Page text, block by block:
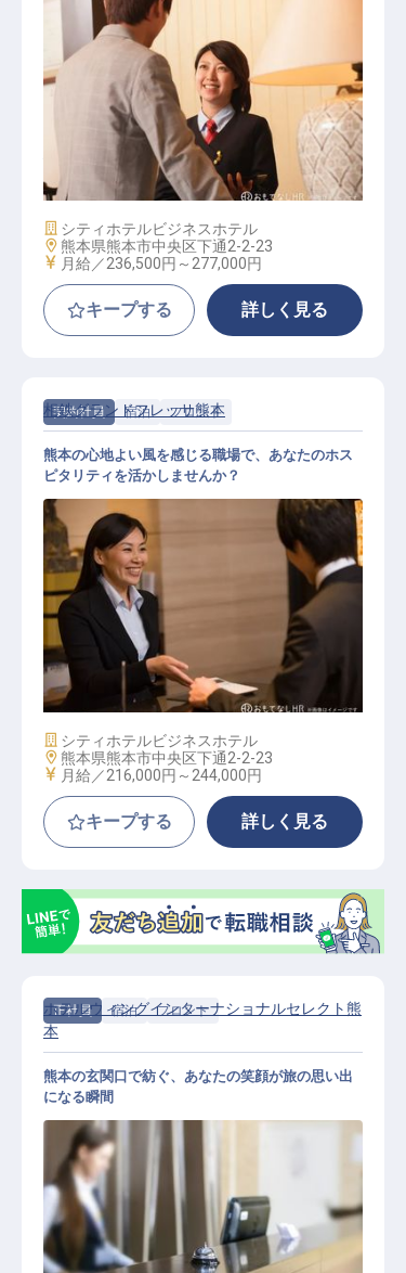
総合職（ホテル運営業務）
施設業態
シティホテルビジネスホテル
勤務地
熊本県熊本市中央区下通2-2-23
給与
月給／236,500円～ 277,000円
キープする 詳しく見る
契約社員 宿泊 フロント
熊本県熊本市中央区下通2-2-23
相鉄グランドフレッサ熊本
熊本の心地よい風を感じる職場で、あなたのホス
ピタリティを活かしませんか？
施設業態
シティホテルビジネスホテル
勤務地
熊本県熊本市中央区下通2-2-23
給与
月給／216,000円～ 244,000円
キープする 詳しく見る
正社員 宿泊 フロント
ホテルウィングインターナショナルセレクト熊
本
熊本の玄関口で紡ぐ、あなたの笑顔が旅の思い出
になる瞬間